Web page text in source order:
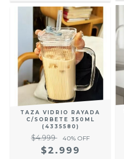
TAZA VIDRIO RAYADA
C/SORBETE 350ML
(4335580)
$4.999 40% OFF
$2.999